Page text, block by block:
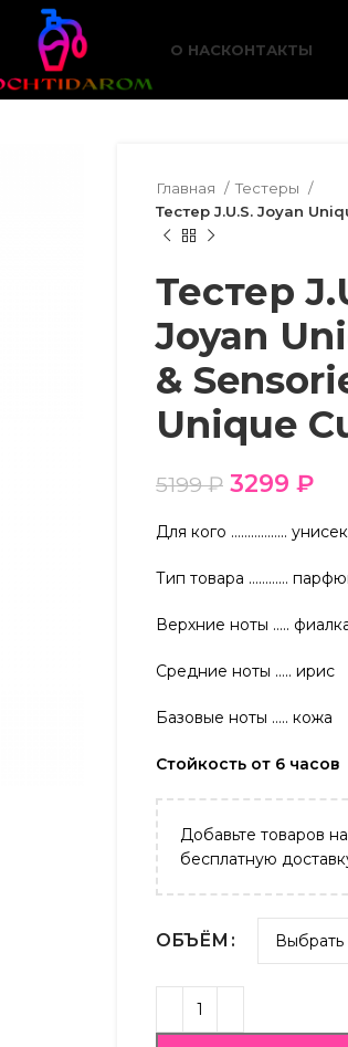
О НАСКОНТАКТЫ
Главная
Тестеры
Тестер J.U.S. Joyan
Тестер
Joyan
&
Unique
5199₽ 3299 ₽
Для кого ……………..
Тип товара …………
Верхние ноты …..
Средние ноты ….. ирис
Базовые ноты ….. кожа
Стойкость от 6 часов
Добавьте товаров
бесплатную
ОБЪЁМ